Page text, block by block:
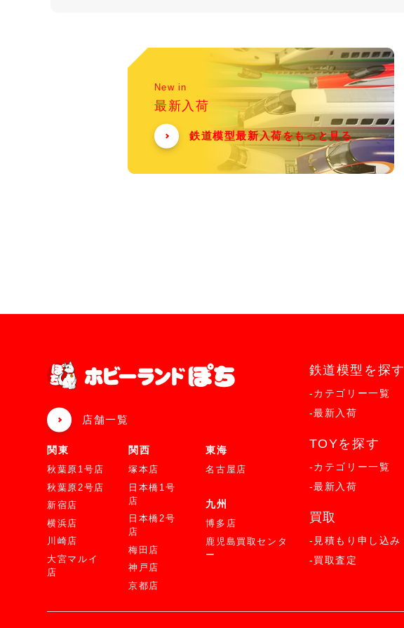
New in
最新入荷
鉄道模型最新入荷をもっと見る
店舗一覧
関東
秋葉原1号店
秋葉原2号店
新宿店
横浜店
川崎店
大宮マルイ
店
関西
塚本店
日本橋1号
店
日本橋2号
店
梅田店
神戸店
京都店
東海
名古屋店
九州
博多店
鹿児島買取センタ
ー
鉄道模型を探す
-カテゴリー一覧
-最新入荷
TOYを探す
-カテゴリー一覧
-最新入荷
買取
-見積もり申し込み
-買取査定